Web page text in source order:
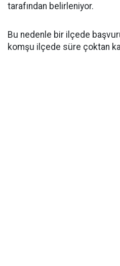
tarafından belirleniyor.
Bu nedenle bir ilçede
komşu ilçede süre çoktan